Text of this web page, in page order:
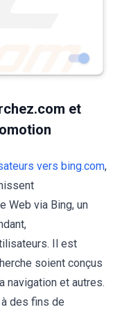
et
vers bing.com,
Web via Bing, un
Il est
soient conçus
navigation et autres.
des fins de